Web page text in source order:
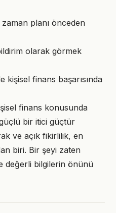
planı önceden
olarak görmek
kişisel finans başarısında
finans konusunda
bir itici güçtür
ve açık fikirlilik, en
biri. Bir şeyi zaten
değerli bilgilerin önünü